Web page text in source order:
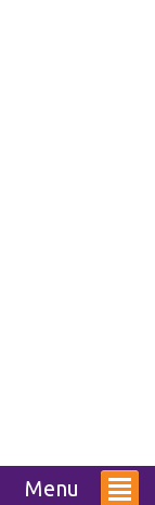
Menu